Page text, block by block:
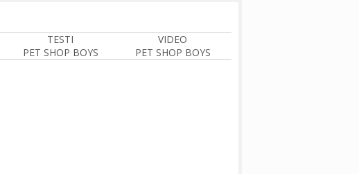
TESTI
PET SHOP BOYS
VIDEO
PET SHOP BOYS